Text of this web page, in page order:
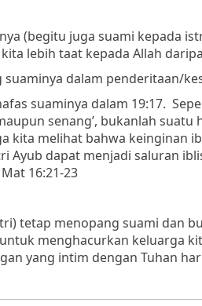
(begitu juga suami kepada
lebih taat kepada Allah
suaminya dalam penderitaan/
suaminya dalam 19:17.
senang’, bukanlah
kita melihat bahwa keinginan
Ayub dapat menjadi saluran
16:21-23
tetap menopang suami dan
menghacurkan keluarga
yang intim dengan Tuhan